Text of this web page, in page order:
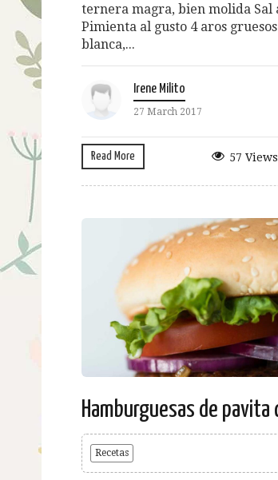
ternera magra, bien molida Sal
Pimienta al gusto 4 aros
blanca,...
Irene Milito
27 March 2017
Read More 57 Views
Hamburguesas de pavita
Recetas